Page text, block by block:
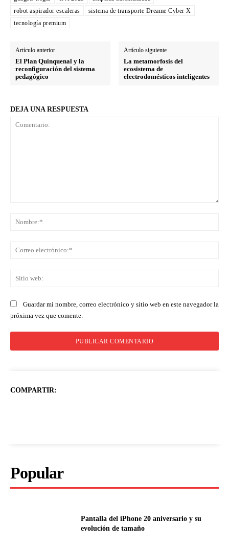
robot aspirador escaleras
sistema de transporte Dreame Cyber X
tecnología premium
Artículo anterior
El Plan Quinquenal y la
reconfiguración del sistema
pedagógico
Artículo siguiente
La metamorfosis del
ecosistema de
electrodomésticos inteligentes
DEJA UNA RESPUESTA
Guardar mi nombre, correo electrónico y sitio web en este navegador la
próxima vez que comente.
COMPARTIR:
Popular
Pantalla del iPhone 20 aniversario y su
evolución de tamaño